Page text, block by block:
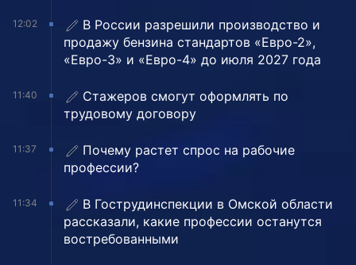
12:02
В России разрешили производство и
продажу бензина стандартов «Евро-2»,
«Евро-3» и «Евро-4» до июля 2027 года
11:40
Стажеров смогут оформлять по
трудовому договору
11:37
Почему растет спрос на рабочие
профессии?
11:34
В Гострудинспекции в Омской области
рассказали, какие профессии останутся
востребованными